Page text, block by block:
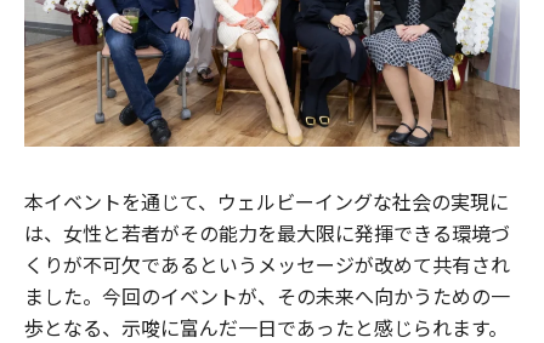
本イベントを通じて、ウェルビーイングな社会の実現に
は、女性と若者がその能力を最大限に発揮できる環境づ
くりが不可欠であるというメッセージが改めて共有され
ました。今回のイベントが、その未来へ向かうための一
歩となる、示唆に富んだ一日であったと感じられます。